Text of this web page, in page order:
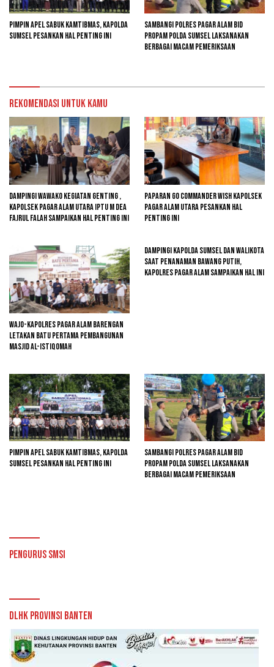
Pimpin Apel Sabuk Kamtibmas, Kapolda
Sumsel Pesankan Hal Penting Ini
Sambangi Polres Pagar Alam Bid
Propam Polda Sumsel Laksanakan
Berbagai Macam Pemeriksaan
Rekomendasi untuk kamu
Dampingi Wawako Kegiatan Genting ,
Kapolsek Pagar Alam Utara Iptu M Dea
Fajrul Falah Sampaikan Hal Penting Ini
Paparan GO Commander Wish Kapolsek
Pagar Alam Utara Pesankan Hal
Penting Ini
Wajo-kapolres Pagar Alam Barengan
Letakan Batu Pertama Pembangunan
Masjid Al-Istiqomah
Dampingi Kapolda Sumsel Dan Walikota
Saat Penanaman Bawang Putih,
Kapolres Pagar Alam Sampaikan Hal Ini
Pimpin Apel Sabuk Kamtibmas, Kapolda
Sumsel Pesankan Hal Penting Ini
Sambangi Polres Pagar Alam Bid
Propam Polda Sumsel Laksanakan
Berbagai Macam Pemeriksaan
Pengurus SMSI
DLHK Provinsi Banten